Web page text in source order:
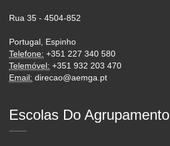
Rua 35 - 4504-852
Portugal, Espinho
Telefone: +351 227 340 580
Telemóvel: +351 932 203 470
Email: direcao@aemga.pt
Escolas Do Agrupamento